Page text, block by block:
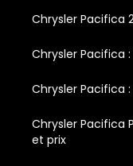
Chrysler Pacifica
Chrysler Pacifica
Chrysler Pacifica
Chrysler Pacifica
et prix